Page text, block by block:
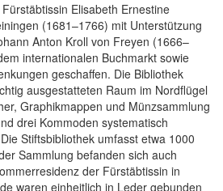
Elisabeth Ernestine
(1681–1766) mit Unterstützung
Anton Kroll von Freyen (1666–
internationalen Buchmarkt sowie
geschaffen. Die Bibliothek
ausgestatteten Raum im Nordflügel
Graphikmappen und Münzsammlung
drei Kommoden systematisch
Stiftsbibliothek umfasst etwa 1000
Sammlung befanden sich auch
der Fürstäbtissin in
waren einheitlich in Leder gebunden